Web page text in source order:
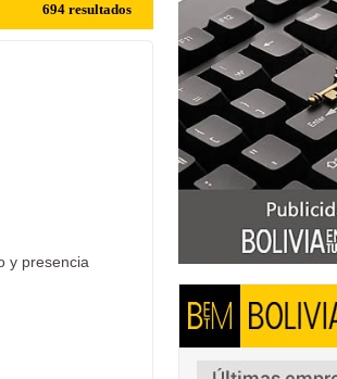
694 resultados
y presencia